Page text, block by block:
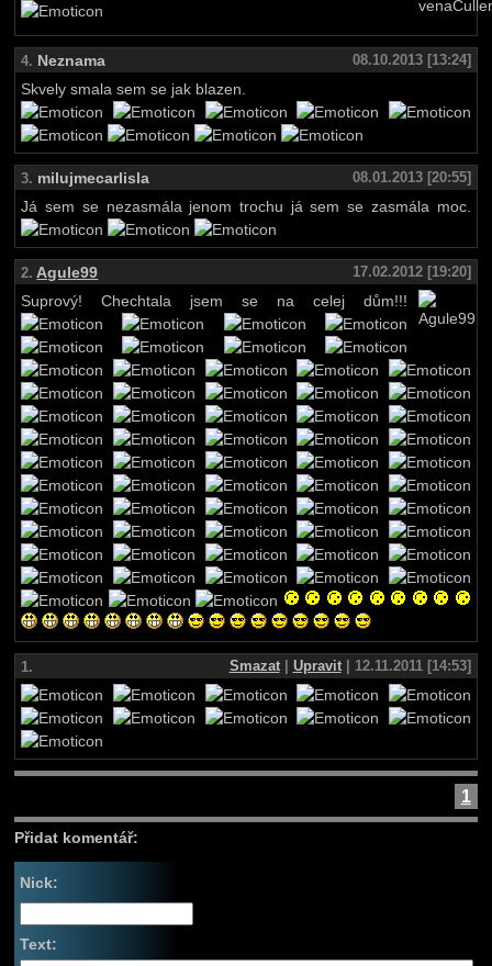
4. Neznama
08.10.2013 [13:24]
Skvely smala sem se jak blazen.
3. milujmecarlisla
08.01.2013 [20:55]
Já sem se nezasmála jenom trochu já sem se zasmála moc.
2. Agule99
17.02.2012 [19:20]
Suprový! Chechtala jsem se na celej dům!!!
1. Smazat| Upravit| 12.11.2011 [14:53]
1
Přidat komentář:
Nick:
Text: